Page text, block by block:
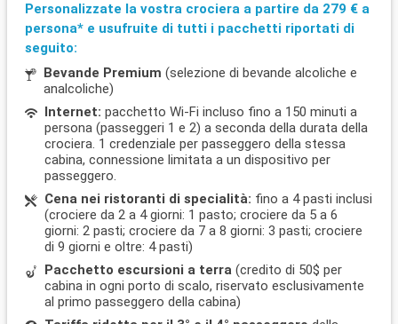
Personalizzate la vostra crociera a partire da 279 € a
persona* e usufruite di tutti i pacchetti riportati di
seguito:
Bevande Premium (selezione di bevande alcoliche e
analcoliche)
Internet: pacchetto Wi-Fi incluso fino a 150 minuti a
persona (passeggeri 1 e 2) a seconda della durata della
crociera. 1 credenziale per passeggero della stessa
cabina, connessione limitata a un dispositivo per
passeggero.
Cena nei ristoranti di specialità: fino a 4 pasti inclusi
(crociere da 2 a 4 giorni: 1 pasto; crociere da 5 a 6
giorni: 2 pasti; crociere da 7 a 8 giorni: 3 pasti; crociere
di 9 giorni e oltre: 4 pasti)
Pacchetto escursioni a terra (credito di 50$ per
cabina in ogni porto di scalo, riservato esclusivamente
al primo passeggero della cabina)